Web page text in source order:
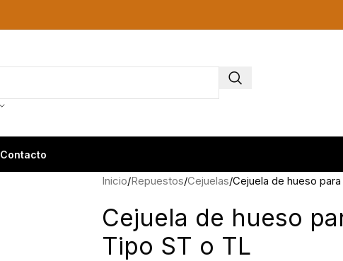
Contacto
Inicio Repuestos Cejuelas Cejuela de hueso
Cejuela de hueso
Tipo ST o TL